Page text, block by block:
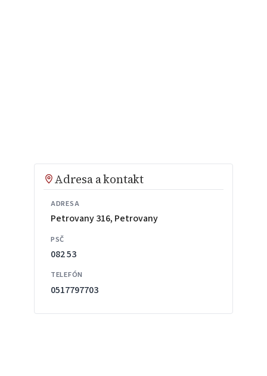
Adresa a kontakt
ADRESA
Petrovany 316, Petrovany
PSČ
082 53
TELEFÓN
0517797703